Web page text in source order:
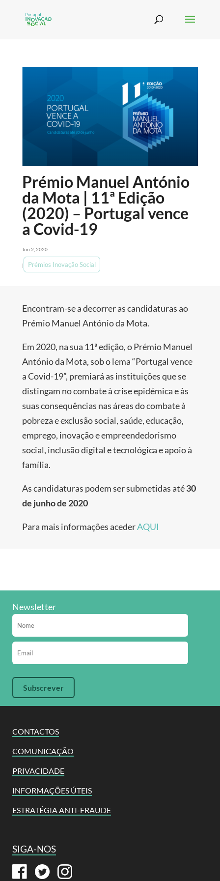
Prémio Manuel António
da Mota | 11ª Edição
(2020) – Portugal vence
a Covid-19
Jun 2, 2020
| Prémios Inovação Social
Encontram-se a decorrer as candidaturas ao
Prémio Manuel António da Mota.
Em 2020, na sua 11ª edição, o Prémio Manuel
António da Mota, sob o lema “Portugal vence
a Covid-19”, premiará as instituições que se
distingam no combate à crise epidémica e às
suas consequências nas áreas do combate à
pobreza e exclusão social, saúde, educação,
emprego, inovação e empreendedorismo
social, inclusão digital e tecnológica e apoio à
família.
As candidaturas podem ser submetidas até30
de junho de 2020
Para mais informações acederAQUI
CONTACTOS
COMUNICAÇÃO
PRIVACIDADE
INFORMAÇÕES ÚTEIS
ESTRATÉGIA ANTI-FRAUDE
SIGA-NOS
Newsletter